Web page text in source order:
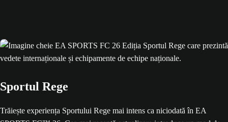
Sportul Rege
Trăiește experiența Sportului Rege mai intens ca niciodată în EA